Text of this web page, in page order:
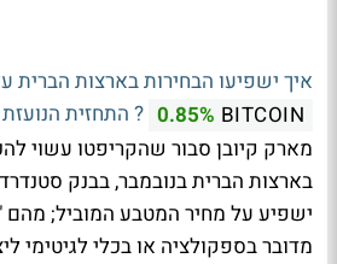
איך ישפיעו הבחירות בארצות הברית
BITCOIN
0.85% ? התחזית הנועזת
מארק קיובן סבור שהקריפטו עשוי
בארצות הברית בנובמבר, בבנק
ישפיע על מחיר המטבע המוביל; מהם
מדובר בספקולציה או בכלי לגיטימי